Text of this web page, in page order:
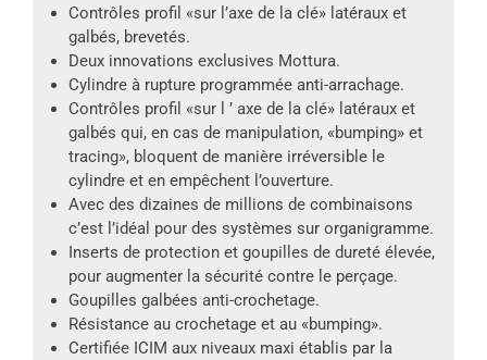
Contrôles profil «sur l’axe de la clé» latéraux et
galbés, brevetés.
Deux innovations exclusives Mottura.
Cylindre à rupture programmée anti-arrachage.
Contrôles profil «sur l ’ axe de la clé» latéraux et
galbés qui, en cas de manipulation, «bumping» et
tracing», bloquent de manière irréversible le
cylindre et en empêchent l’ouverture.
Avec des dizaines de millions de combinaisons
c’est l’idéal pour des systèmes sur organigramme.
Inserts de protection et goupilles de dureté élevée,
pour augmenter la sécurité contre le perçage.
Goupilles galbées anti-crochetage.
Résistance au crochetage et au «bumping».
Certifiée ICIM aux niveaux maxi établis par la